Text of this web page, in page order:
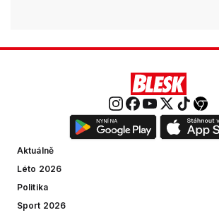
Aktuálně
Léto 2026
Politika
Sport 2026